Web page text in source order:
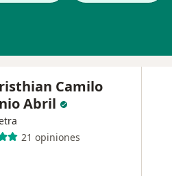
Camilo
Abril
21 opiniones